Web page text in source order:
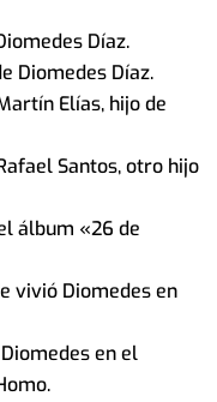
Díaz.
Diomedes Díaz.
Elías, hijo de
Santos, otro hijo
álbum «26 de
vivió Diomedes en
en el